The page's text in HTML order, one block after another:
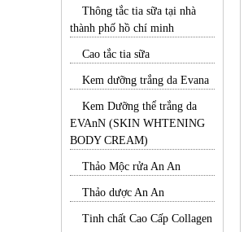
Thông tắc tia sữa tại nhà
thành phố hồ chí minh
Cao tắc tia sữa
Kem dưỡng trắng da Evana
Kem Dưỡng thể trắng da
EVAnN (SKIN WHTENING
BODY CREAM)
Thảo Mộc rửa An An
Thảo dược An An
Tinh chất Cao Cấp Collagen